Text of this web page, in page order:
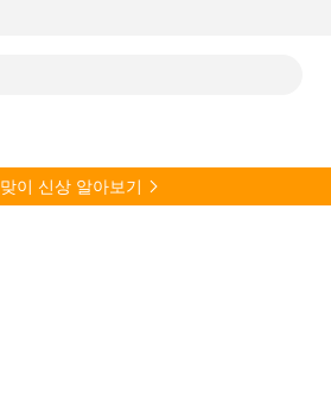
맞이 신상 알아보기